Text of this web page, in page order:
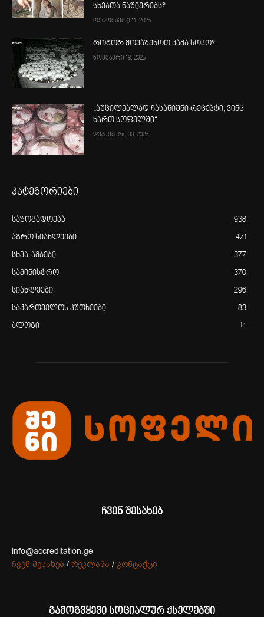
სხვათა ნაშიერებს?
ოქტომბერი 11, 2025
როგორ მოვაშენოთ ქამა სოკო?
ნოემბერი 18, 2025
„აუცილებლად ჩასანიშნი რეცეპტი, ვინც
ხართ სოფელში“
დეკემბერი 30, 2025
კატეგორიები
საზოგადოება 938
აგრო სიახლეები 471
სხვა-ამბები 377
სამინისტრო 370
სიახლეები 296
საქართველოს კუთხეები 83
ბლოგი 14
ჩვენ შესახებ
info@accreditation.ge
ჩვენ შესახებ / რეკლამა / კონტაქტი
გამოგვყევი სოციალურ ქსელებში